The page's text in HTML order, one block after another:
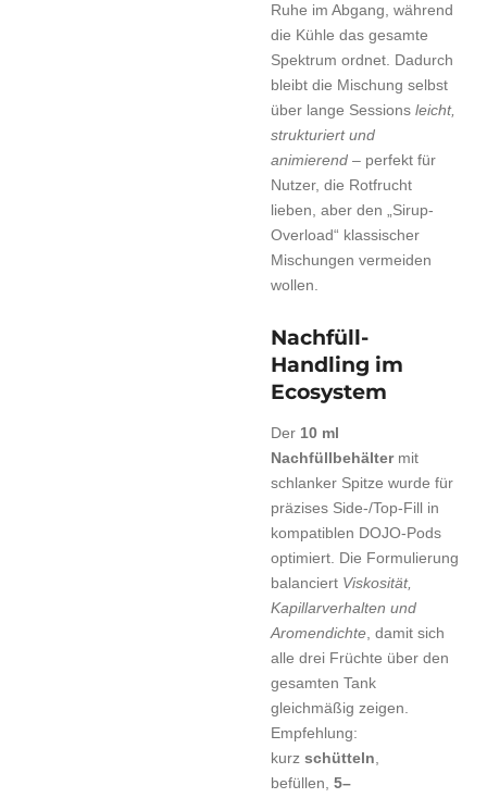
Ruhe im Abgang, während
die Kühle das gesamte
Spektrum ordnet. Dadurch
bleibt die Mischung selbst
über lange Sessions leicht,
strukturiert und
animierend – perfekt für
Nutzer, die Rotfrucht
lieben, aber den „Sirup-
Overload“ klassischer
Mischungen vermeiden
wollen.
Nachfüll-
Handling im
Ecosystem
Der 10 ml
Nachfüllbehälter mit
schlanker Spitze wurde für
präzises Side-/Top-Fill in
kompatiblen DOJO-Pods
optimiert. Die Formulierung
balanciert Viskosität,
Kapillarverhalten und
Aromendichte , damit sich
alle drei Früchte über den
gesamten Tank
gleichmäßig zeigen.
Empfehlung:
kurz schütteln
befüllen, 5–